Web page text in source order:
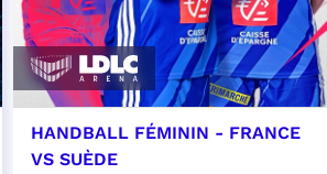
HANDBALL FÉMININ - FRANCE
VS SUÈDE